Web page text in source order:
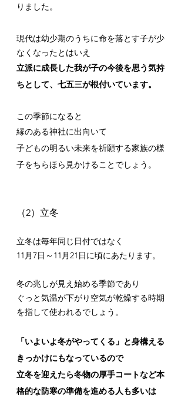
りました。
現代は幼少期のうちに命を落とす子が少
なくなったとはいえ
立派に成長した我が子の今後を思う気持
ちとして、七五三が根付いています。
この季節になると
縁のある神社に出向いて
子どもの明るい未来を祈願する家族の様
子をちらほら見かけることでしょう。
（2）立冬
立冬は毎年同じ日付ではなく
11月7日～11月21日に頃にあたります。
冬の兆しが見え始める季節であり
ぐっと気温が下がり空気が乾燥する時期
を指して使われるでしょう。
「いよいよ冬がやってくる」と身構える
きっかけにもなっているので
立冬を迎えたら冬物の厚手コートなど本
格的な防寒の準備を進める人も多いは